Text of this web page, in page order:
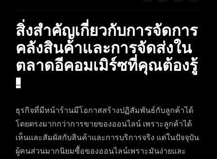
สิ่งสำคัญเกี่ยวกับการจัดการ
คลังสินค้าและการจัดส่งใน
ตลาดอีคอมเมิร์ซ​ที่คุณต้องรู้
!
ธุรกิจที่มีหน้าร้านมีโอกาสสร้างปฏิสัมพันธ์กับลูกค้าได้
โดยตรงมากกว่าการขายของออนไลน์ เพราะลูกค้าได้
เห็นและสัมผัสกับสินค้าและการบริการจริง แต่ในปัจจุบัน
ผู้คนส่วนมากนิยมซื้อของออนไลน์เพราะมันง่ายและ